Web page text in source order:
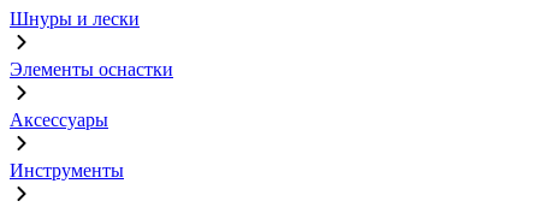
Шнуры и лески
Элементы оснастки
Аксессуары
Инструменты